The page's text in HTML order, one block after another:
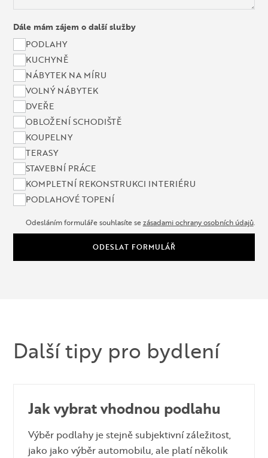
Dále mám zájem o další služby
PODLAHY
KUCHYNĚ
NÁBYTEK NA MÍRU
VOLNÝ NÁBYTEK
DVEŘE
OBLOŽENÍ SCHODIŠTĚ
KOUPELNY
TERASY
STAVEBNÍ PRÁCE
KOMPLETNÍ REKONSTRUKCI INTERIÉRU
PODLAHOVÉ TOPENÍ
Odesláním formuláře souhlasíte sezásadami ochrany osobních údajů.
ODESLAT FORMULÁŘ
Další tipy pro bydlení
Jak vybrat vhodnou podlahu
Výběr podlahy je stejně subjektivní záležitost,
jako jako výběr automobilu, ale platí několik